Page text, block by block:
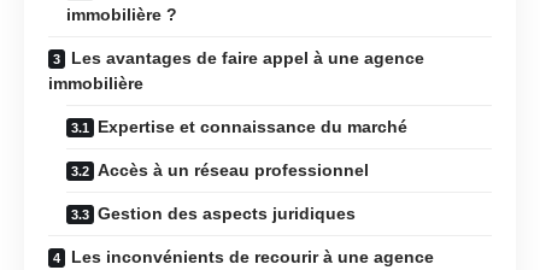
immobilière ?
Les avantages de faire appel à une agence
immobilière
Expertise et connaissance du marché
Accès à un réseau professionnel
Gestion des aspects juridiques
Les inconvénients de recourir à une agence